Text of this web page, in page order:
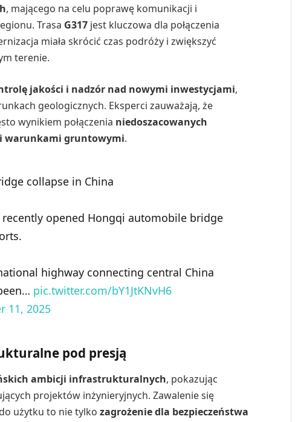
, mającego na celu poprawę komunikacji i
Trasa G317 jest kluczowa dla połączenia
miała skrócić czas podróży i zwiększyć
terenie.
jakości i nadzór nad nowymi inwestycjami,
geologicznych. Eksperci zauważają, że
wynikiem połączenia niedoszacowanych
warunkami gruntowymi.
collapse in China
opened Hongqi automobile bridge
highway connecting central China
pic.twitter.com/bY1JtKNvH6
11, 2025
pod presją
ambicji infrastrukturalnych, pokazując
projektów inżynieryjnych. Zawalenie się
użytku to nie tylkozagrożenie dla bezpieczeństwa